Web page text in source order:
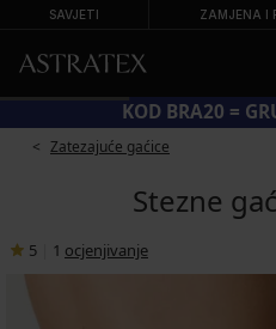
SAVJETI ZAMJENA I
KOD BRA20 =
Zatezajuće gaćice
Stezne
5 1 ocjenjivanje